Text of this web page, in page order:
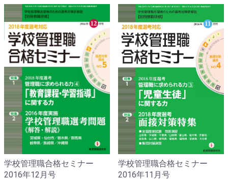
学校管理職合格セミナー
2016年12月号
学校管理職合格セミナー
2016年11月号